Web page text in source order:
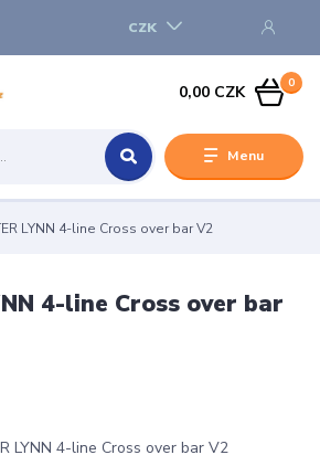
Menu
CZK
0
0,00 CZK
LYNN 4-line Cross over bar V2
4-line Cross over bar